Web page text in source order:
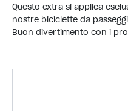
Questo extra si applica
nostre biciclette da
Buon divertimento con i